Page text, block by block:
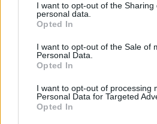
I want to opt-out of the Sharing
personal data.
Opted In
I want to opt-out of the Sale of
Personal Data.
Opted In
I want to opt-out of processing
Personal Data for Targeted
Opted In
modeller som skal
men vi har gjort oss noen